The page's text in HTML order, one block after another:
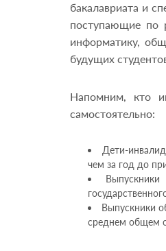
бакалавриата и
поступающие по
информатику,
будущих
Напомним, кто
самостоятельно:
Дети-
чем за год до
Выпускники
среднем общем